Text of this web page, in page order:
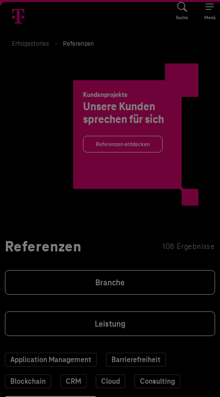
Suche Menü
Erfolgsstories Referenzen
Kundenprojekte
Unsere Kunden
sprechen für sich
Referenzen entdecken
Referenzen 108 Ergebnisse
Branche
Leistung
Application Management Barrierefreiheit
Blockchain CRM Cloud Consulting